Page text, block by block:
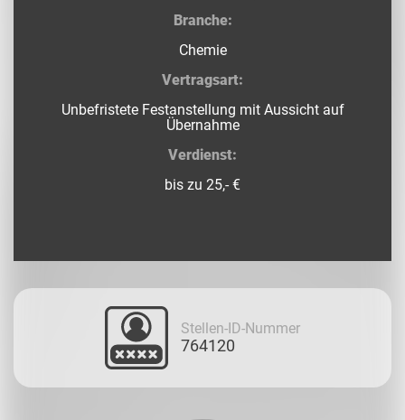
Branche:
Chemie
Vertragsart:
Unbefristete Festanstellung mit Aussicht auf
Übernahme
Verdienst:
bis zu 25,- €
Stellen-ID-Nummer
764120